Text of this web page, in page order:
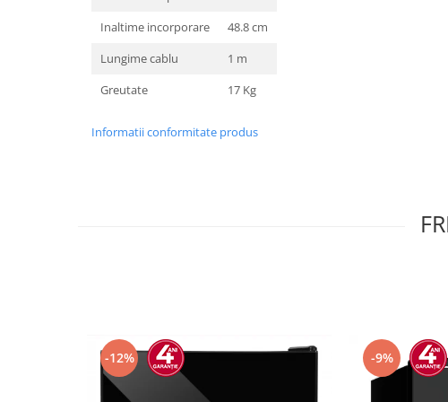
Inaltime incorporare
48.8 cm
Lungime cablu
1 m
Greutate
17 Kg
Informatii conformitate produs
-12% -9%